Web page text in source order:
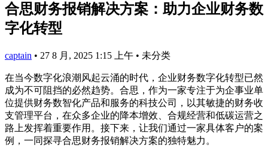
合思财务报销解决方案：助力企业财务数
字化转型
captain • 27 8 月, 2025 1:15 上午 • 未分类
在当今数字化浪潮风起云涌的时代，企业财务数字化转型已然
成为不可阻挡的必然趋势。合思，作为一家专注于为企事业单
位提供财务数智化产品和服务的科技公司，以其敏捷的财务收
支管理平台，在众多企业的降本增效、合规经营和低碳运营之
路上发挥着重要作用。接下来，让我们通过一家具体客户的案
例，一同探寻合思财务报销解决方案的独特魅力。